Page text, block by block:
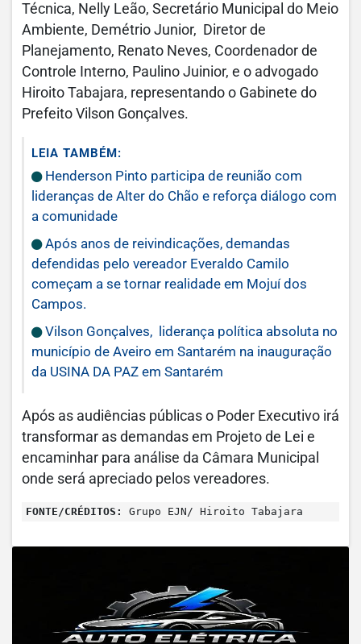
Técnica, Nelly Leão, Secretário Municipal do Meio
Ambiente, Demétrio Junior, Diretor de
Planejamento, Renato Neves, Coordenador de
Controle Interno, Paulino Juinior, e o advogado
Hiroito Tabajara, representando o Gabinete do
Prefeito Vilson Gonçalves.
LEIA TAMBÉM:
Henderson Pinto participa de reunião com
lideranças de Alter do Chão e reforça diálogo com
a comunidade
Após anos de reivindicações, demandas
defendidas pelo vereador Everaldo Camilo
começam a se tornar realidade em Mojuí dos
Campos.
Vilson Gonçalves, liderança política absoluta no
município de Aveiro em Santarém na inauguração
da USINA DA PAZ em Santarém
Após as audiências públicas o Poder Executivo irá
transformar as demandas em Projeto de Lei e
encaminhar para análise da Câmara Municipal
onde será apreciado pelos vereadores.
FONTE/CRÉDITOS: Grupo EJN/ Hiroito Tabajara